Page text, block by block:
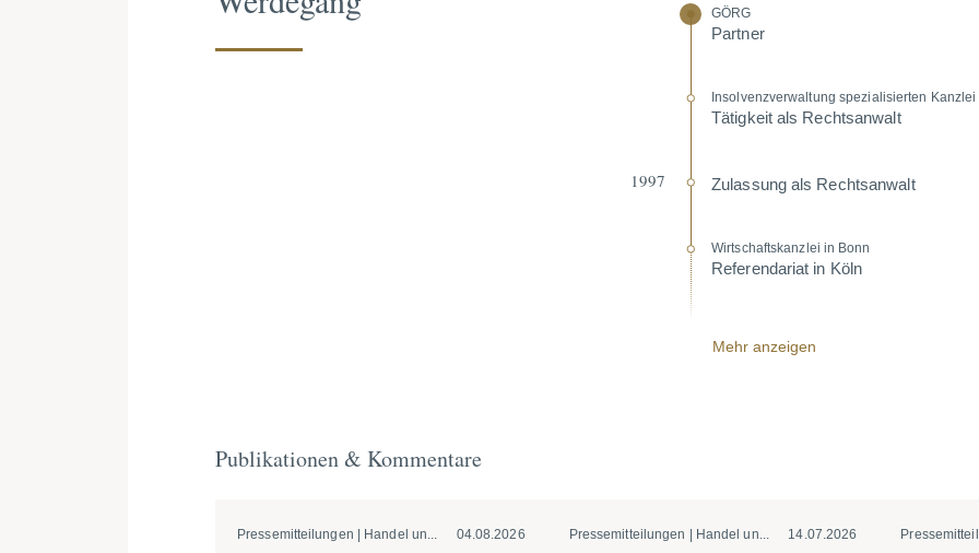
GÖRG
Partner
Insol­venz­ver­waltung spezia­li­sierten
Tätigkeit als Rechts­anwalt
1997 Zulassung als Rechts­anwalt
Wirtschafts­kanzlei in Bonn
Referen­dariat in Köln
Mehr anzeigen
Publikationen & Kommentare
Pressemitteilungen | Handel un... 04.08.2026 Pressemitteilungen | Handel un... 14.07.2026